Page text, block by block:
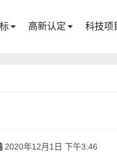
高新认定 科技项
2020年12月1日 下午3:46